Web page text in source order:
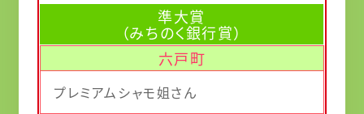
準大賞
（みちのく銀行賞）
六戸町
プレミアムシャモ姐さん